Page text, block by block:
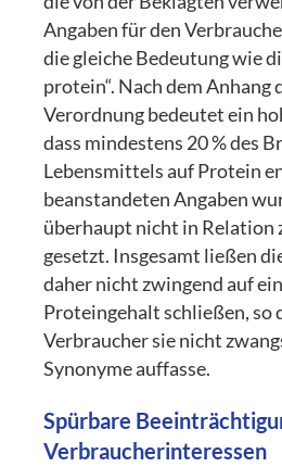
Angaben für den
die gleiche Bedeutung wie
protein“. Nach dem
Verordnung bedeutet ein
dass mindestens 20 % des
Lebensmittels auf Protein
beanstandeten Angaben
überhaupt nicht in Relation
gesetzt. Insgesamt ließen
daher nicht zwingend auf
Proteingehalt schließen, so
Verbraucher sie nicht
Synonyme auffasse.
Spürbare
Verbraucherinteressen